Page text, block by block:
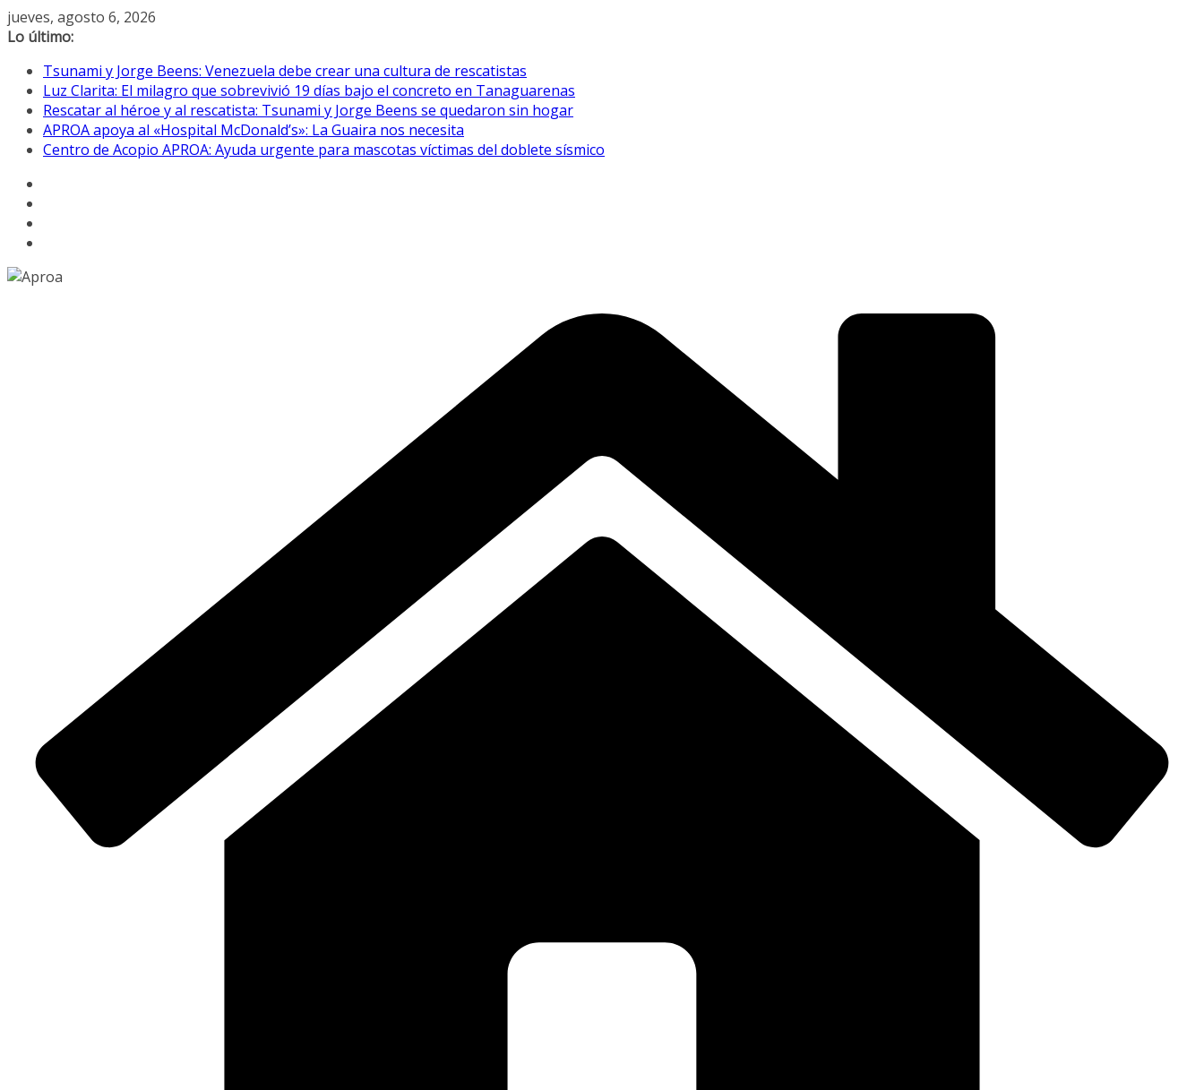
Saltar
al
jueves, agosto 6, 2026
Lo último:
Tsunami y Jorge Beens: Venezuela debe crear una cultura de rescatistas
Luz Clarita: El milagro que sobrevivió 19 días bajo el concreto en Tanaguarenas
Rescatar al héroe y al rescatista: Tsunami y Jorge Beens se quedaron sin hogar
APROA apoya al «Hospital McDonald’s»: La Guaira nos necesita
Centro de Acopio APROA: Ayuda urgente para mascotas víctimas del doblete sísmico